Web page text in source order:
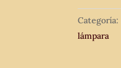
regulable
y
portatil,
Categoría:
lámpara